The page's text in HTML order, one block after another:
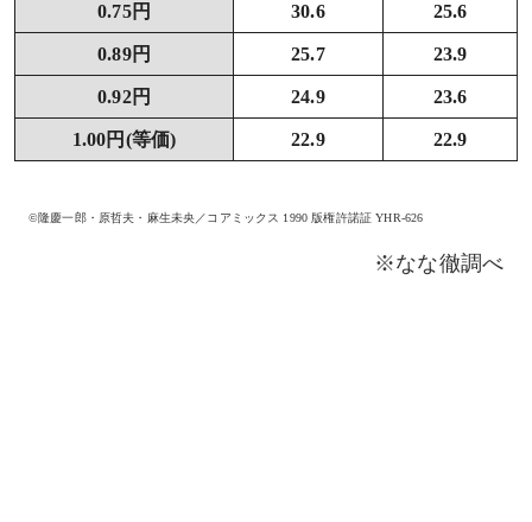
0.75円 30.6 25.6
0.89円 25.7 23.9
0.92円 24.9 23.6
1.00円(等価) 22.9 22.9
©隆慶一郎・原哲夫・麻生未央／コアミックス 1990 版権許諾証 YHR-626
※なな徹調べ